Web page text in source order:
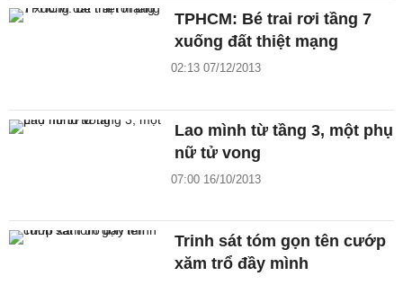
TPHCM: Bé trai rơi tầng 7
xuống đất thiệt mạng
02:13 07/12/2013
Lao mình từ tầng 3, một phụ
nữ tử vong
07:00 16/10/2013
Trinh sát tóm gọn tên cướp
xăm trổ đầy mình